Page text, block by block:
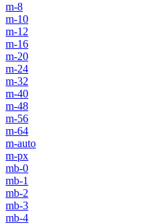
m-8
m-10
m-12
m-16
m-20
m-24
m-32
m-40
m-48
m-56
m-64
m-auto
m-px
mb-0
mb-1
mb-2
mb-3
mb-4